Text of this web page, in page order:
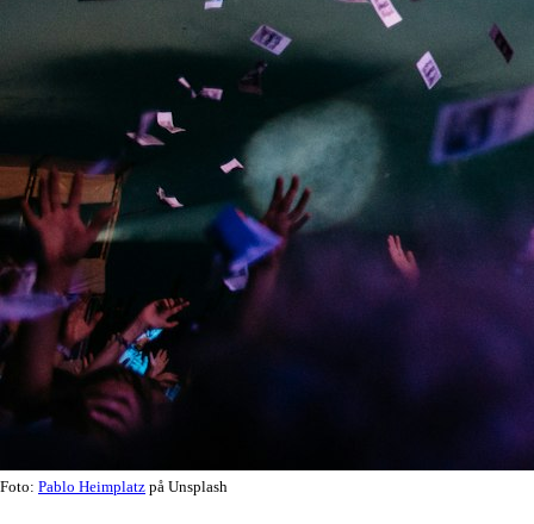
Foto: Pablo Heimplatz på Unsplash